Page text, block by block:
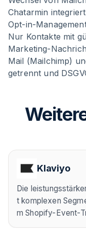
Chatarmin
Opt-in-
Nur Kontakte mit
Marketing-
Mail (Mailchimp)
getrennt und
Klaviyo
Die
t komplexen
m Shopify-Event-